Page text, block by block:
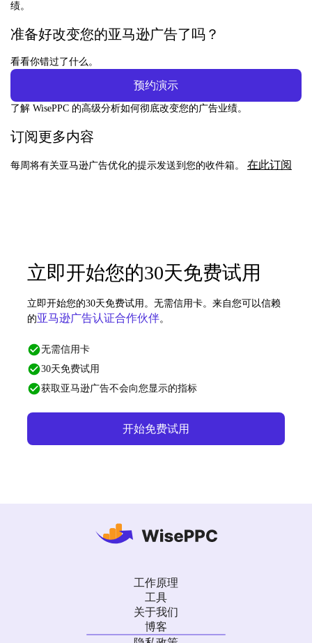
绩。
准备好改变您的亚马逊广告了吗？
看看你错过了什么。
预约演示
了解 WisePPC 的高级分析如何彻底改变您的广告业绩。
订阅更多内容
每周将有关亚马逊广告优化的提示发送到您的收件箱。 在此订阅
立即开始您的30天免费试用
立即开始您的30天免费试用。无需信用卡。来自您可以信赖
的亚马逊广告认证合作伙伴。
无需信用卡
30天免费试用
获取亚马逊广告不会向您显示的指标
开始免费试用
工作原理
工具
关于我们
博客